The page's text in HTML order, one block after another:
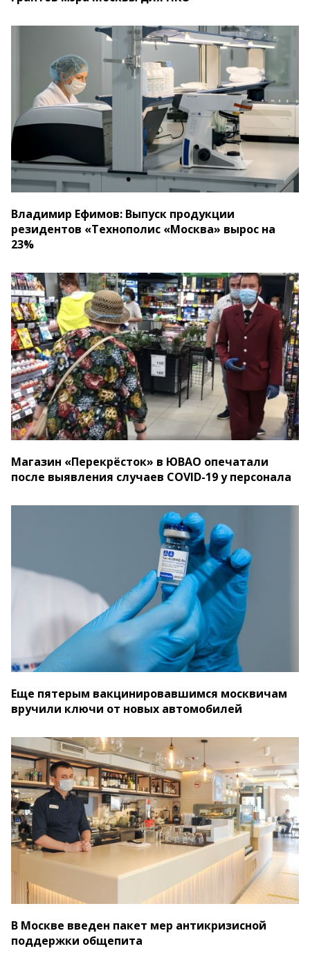
Владимир Ефимов: Выпуск продукции
резидентов «Технополис «Москва» вырос на
23%
Магазин «Перекрёсток» в ЮВАО опечатали
после выявления случаев COVID-19 у персонала
Еще пятерым вакцинировавшимся москвичам
вручили ключи от новых автомобилей
В Москве введен пакет мер антикризисной
поддержки общепита